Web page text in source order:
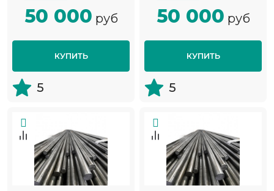
50 000 руб
КУПИТЬ
5
50 000 руб
КУПИТЬ
5